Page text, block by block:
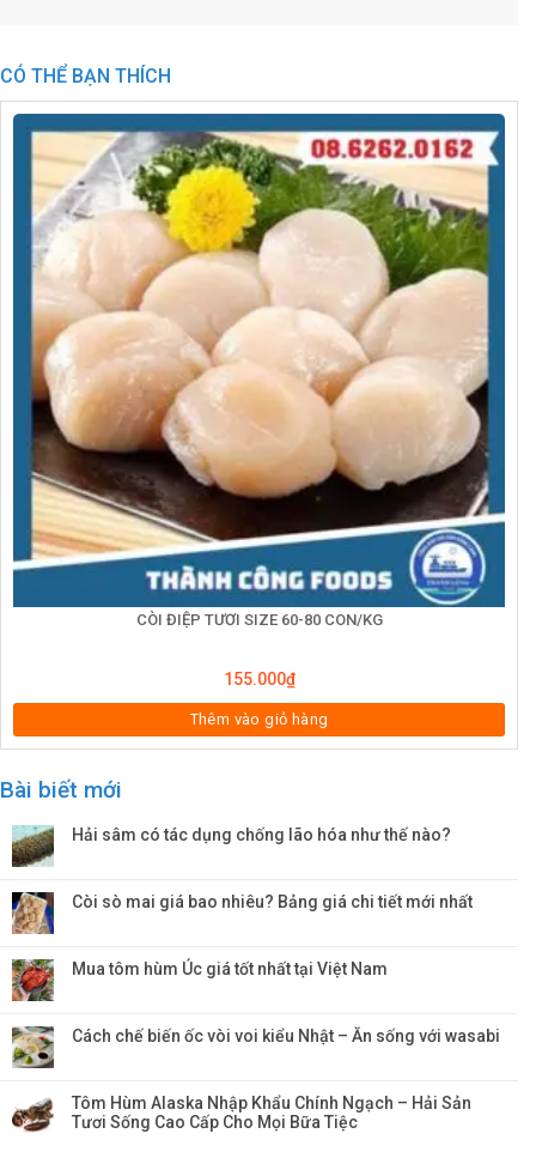
CÓ THỂ BẠN THÍCH
CÒI ĐIỆP TƯƠI SIZE 60-80 CON/KG
155.000₫
Thêm vào giỏ hàng
Bài biết mới
Hải sâm có tác dụng chống lão hóa như thế nào?
Còi sò mai giá bao nhiêu? Bảng giá chi tiết mới nhất
Mua tôm hùm Úc giá tốt nhất tại Việt Nam
Cách chế biến ốc vòi voi kiểu Nhật – Ăn sống với wasabi
Tôm Hùm Alaska Nhập Khẩu Chính Ngạch – Hải Sản
Tươi Sống Cao Cấp Cho Mọi Bữa Tiệc